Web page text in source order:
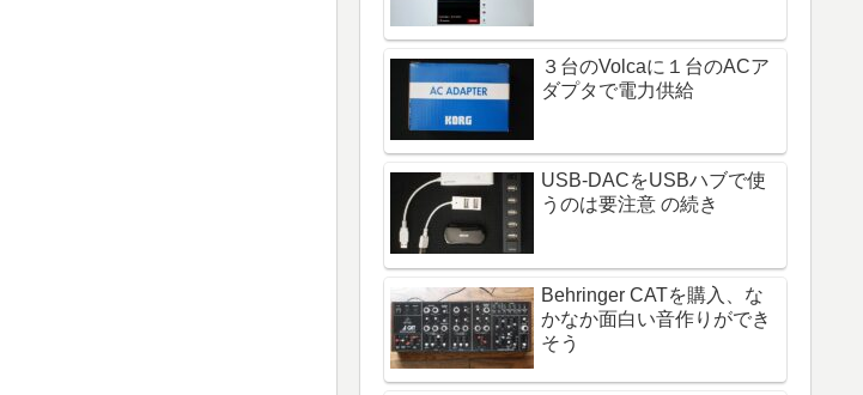
３台のVolcaに１台のACア
ダプタで電力供給
USB-DACをUSBハブで使
うのは要注意 の続き
Behringer CATを購入、な
かなか面白い音作りができ
そう